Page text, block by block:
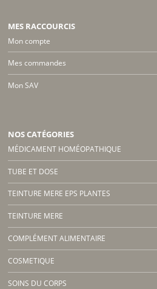
MES RACCOURCIS
Mon compte
Mes commandes
Mon SAV
NOS CATÉGORIES
MÉDICAMENT HOMÉOPATHIQUE
TUBE ET DOSE
TEINTURE MERE EPS PLANTES
TEINTURE MERE
COMPLÉMENT ALIMENTAIRE
COSMETIQUE
SOINS DU CORPS